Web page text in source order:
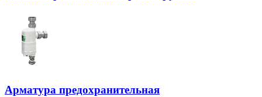
Арматура предохранительная